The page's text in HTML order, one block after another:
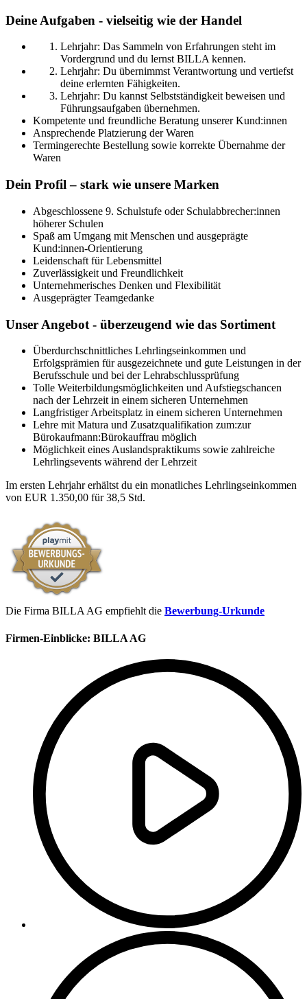
Deine Aufgaben - vielseitig wie der Handel
Lehrjahr: Das Sammeln von Erfahrungen steht im
Vordergrund und du lernst BILLA kennen.
Lehrjahr: Du übernimmst Verantwortung und vertiefst
deine erlernten Fähigkeiten.
Lehrjahr: Du kannst Selbstständigkeit beweisen und
Führungsaufgaben übernehmen.
Kompetente und freundliche Beratung unserer Kund:innen
Ansprechende Platzierung der Waren
Termingerechte Bestellung sowie korrekte Übernahme der
Waren
Dein Profil – stark wie unsere Marken
Abgeschlossene 9. Schulstufe oder Schulabbrecher:innen
höherer Schulen
Spaß am Umgang mit Menschen und ausgeprägte
Kund:innen-Orientierung
Leidenschaft für Lebensmittel
Zuverlässigkeit und Freundlichkeit
Unternehmerisches Denken und Flexibilität
Ausgeprägter Teamgedanke
Unser Angebot - überzeugend wie das Sortiment
Überdurchschnittliches Lehrlingseinkommen und
Erfolgsprämien für ausgezeichnete und gute Leistungen in der
Berufsschule und bei der Lehrabschlussprüfung
Tolle Weiterbildungsmöglichkeiten und Aufstiegschancen
nach der Lehrzeit in einem sicheren Unternehmen
Langfristiger Arbeitsplatz in einem sicheren Unternehmen
Lehre mit Matura und Zusatzqualifikation zum:zur
Bürokaufmann:Bürokauffrau möglich
Möglichkeit eines Auslandspraktikums sowie zahlreiche
Lehrlingsevents während der Lehrzeit
Im ersten Lehrjahr erhältst du ein monatliches Lehrlingseinkommen
von EUR 1.350,00 für 38,5 Std.
Die Firma BILLA AG empfiehlt die Bewerbung-Urkunde
Firmen-Einblicke: BILLA AG